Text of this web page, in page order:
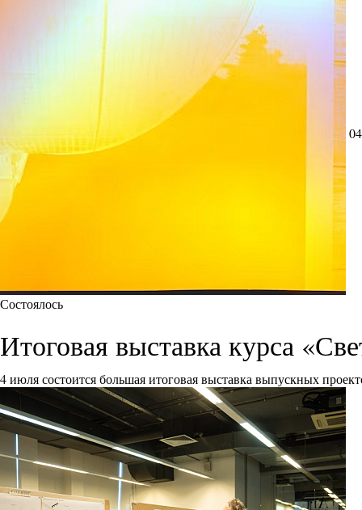
Состоялось
Итоговая выставка курса
4 июля состоится большая итоговая выставка выпускных